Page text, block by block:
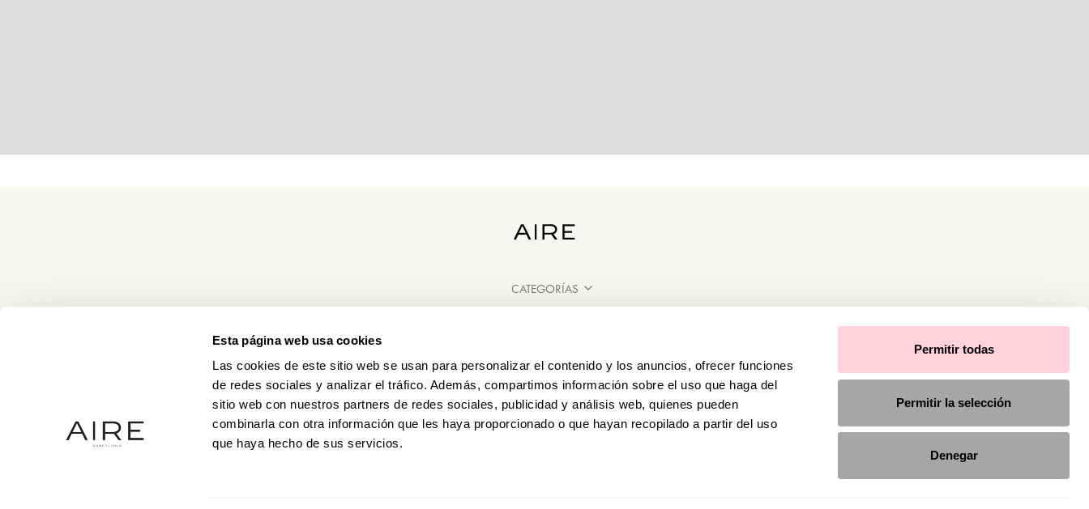
Esta página web usa cookies
Las cookies de este sitio web se usan para personalizar el contenido y los anuncios, ofrecer funciones
de redes sociales y analizar el tráfico. Además, compartimos información sobre el uso que haga del
sitio web con nuestros partners de redes sociales, publicidad y análisis web, quienes pueden
combinarla con otra información que les haya proporcionado o que hayan recopilado a partir del uso
que haya hecho de sus servicios.
Permitir todas
Permitir la selección
Denegar
CATEGORÍAS
PUNTOS DE VENTA